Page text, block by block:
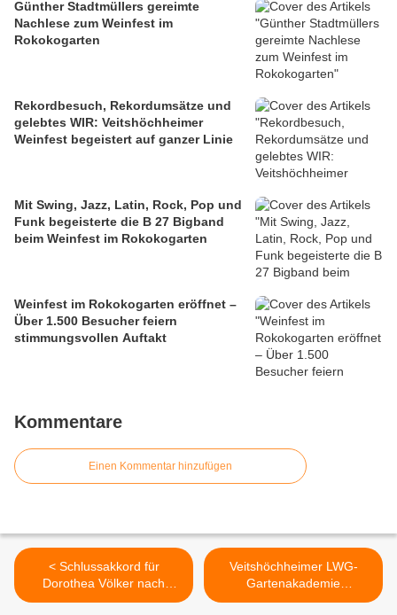
Günther Stadtmüllers gereimte
Nachlese zum Weinfest im
Rokokogarten
Rekordbesuch, Rekordumsätze und
gelebtes WIR: Veitshöchheimer
Weinfest begeistert auf ganzer Linie
Mit Swing, Jazz, Latin, Rock, Pop und
Funk begeisterte die B 27 Bigband
beim Weinfest im Rokokogarten
Weinfest im Rokokogarten eröffnet –
Über 1.500 Besucher feiern
stimmungsvollen Auftakt
Kommentare
Einen Kommentar hinzufügen
< Schlussakkord für
Dorothea Völker nach
33jähriger SMSV-Leitung
Veitshöchheimer LWG-
Gartenakademie
qualifzierte weitere 19